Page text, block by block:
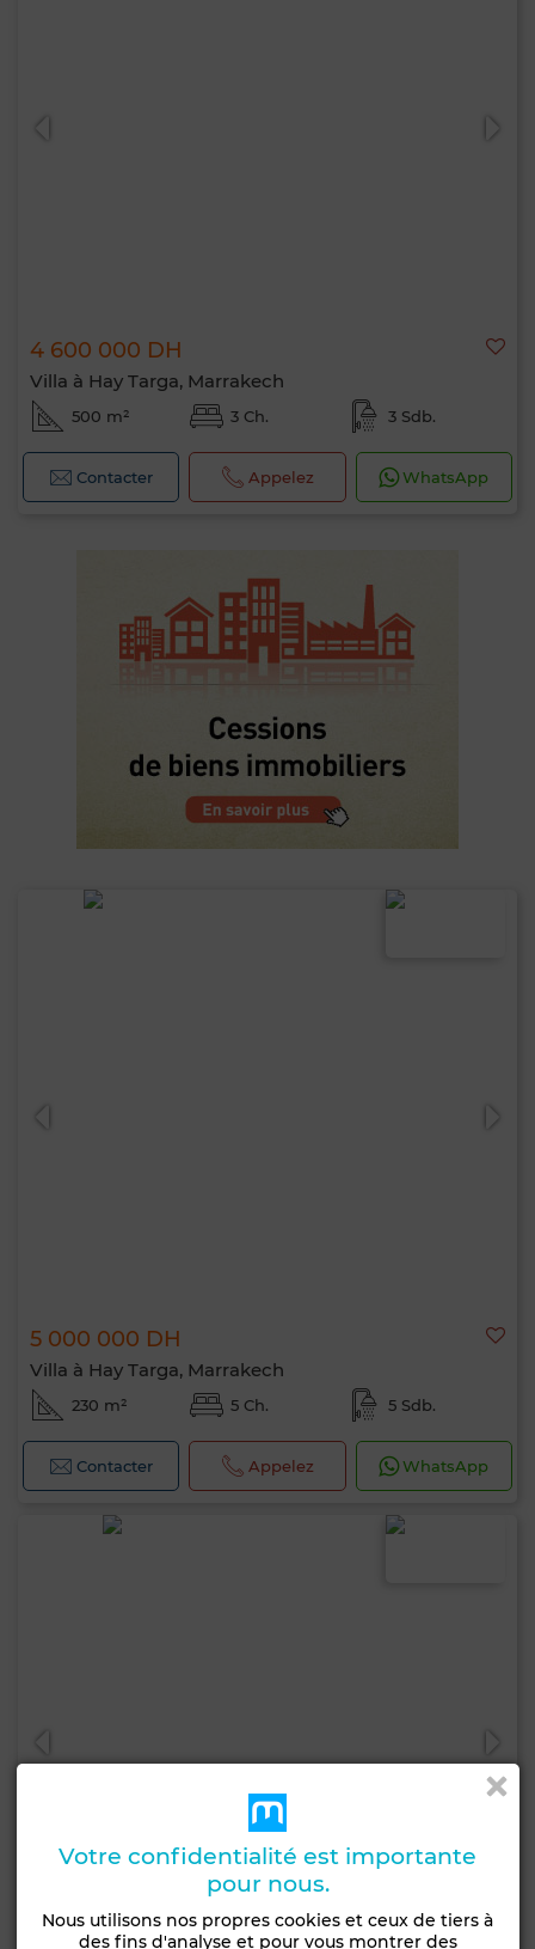
4 600 000 DH
Villa à Hay Targa, Marrakech
500 m² 3 Ch. 3 Sdb.
Contacter Appelez WhatsApp
5 000 000 DH
Villa à Hay Targa, Marrakech
230 m² 5 Ch. 5 Sdb.
Contacter Appelez WhatsApp
Votre confidentialité est importante
pour nous.
Nous utilisons nos propres cookies et ceux de tiers à
des fins d'analyse et pour vous montrer des